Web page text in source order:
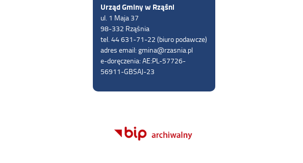
Urząd Gminy w Rząśni
ul. 1 Maja 37
98-332 Rząśnia
tel. 44 631-71-22 (biuro podawcze)
adres email: gmina@rzasnia.pl
e-doręczenia: AE:PL-57726-
56911-GBSAJ-23